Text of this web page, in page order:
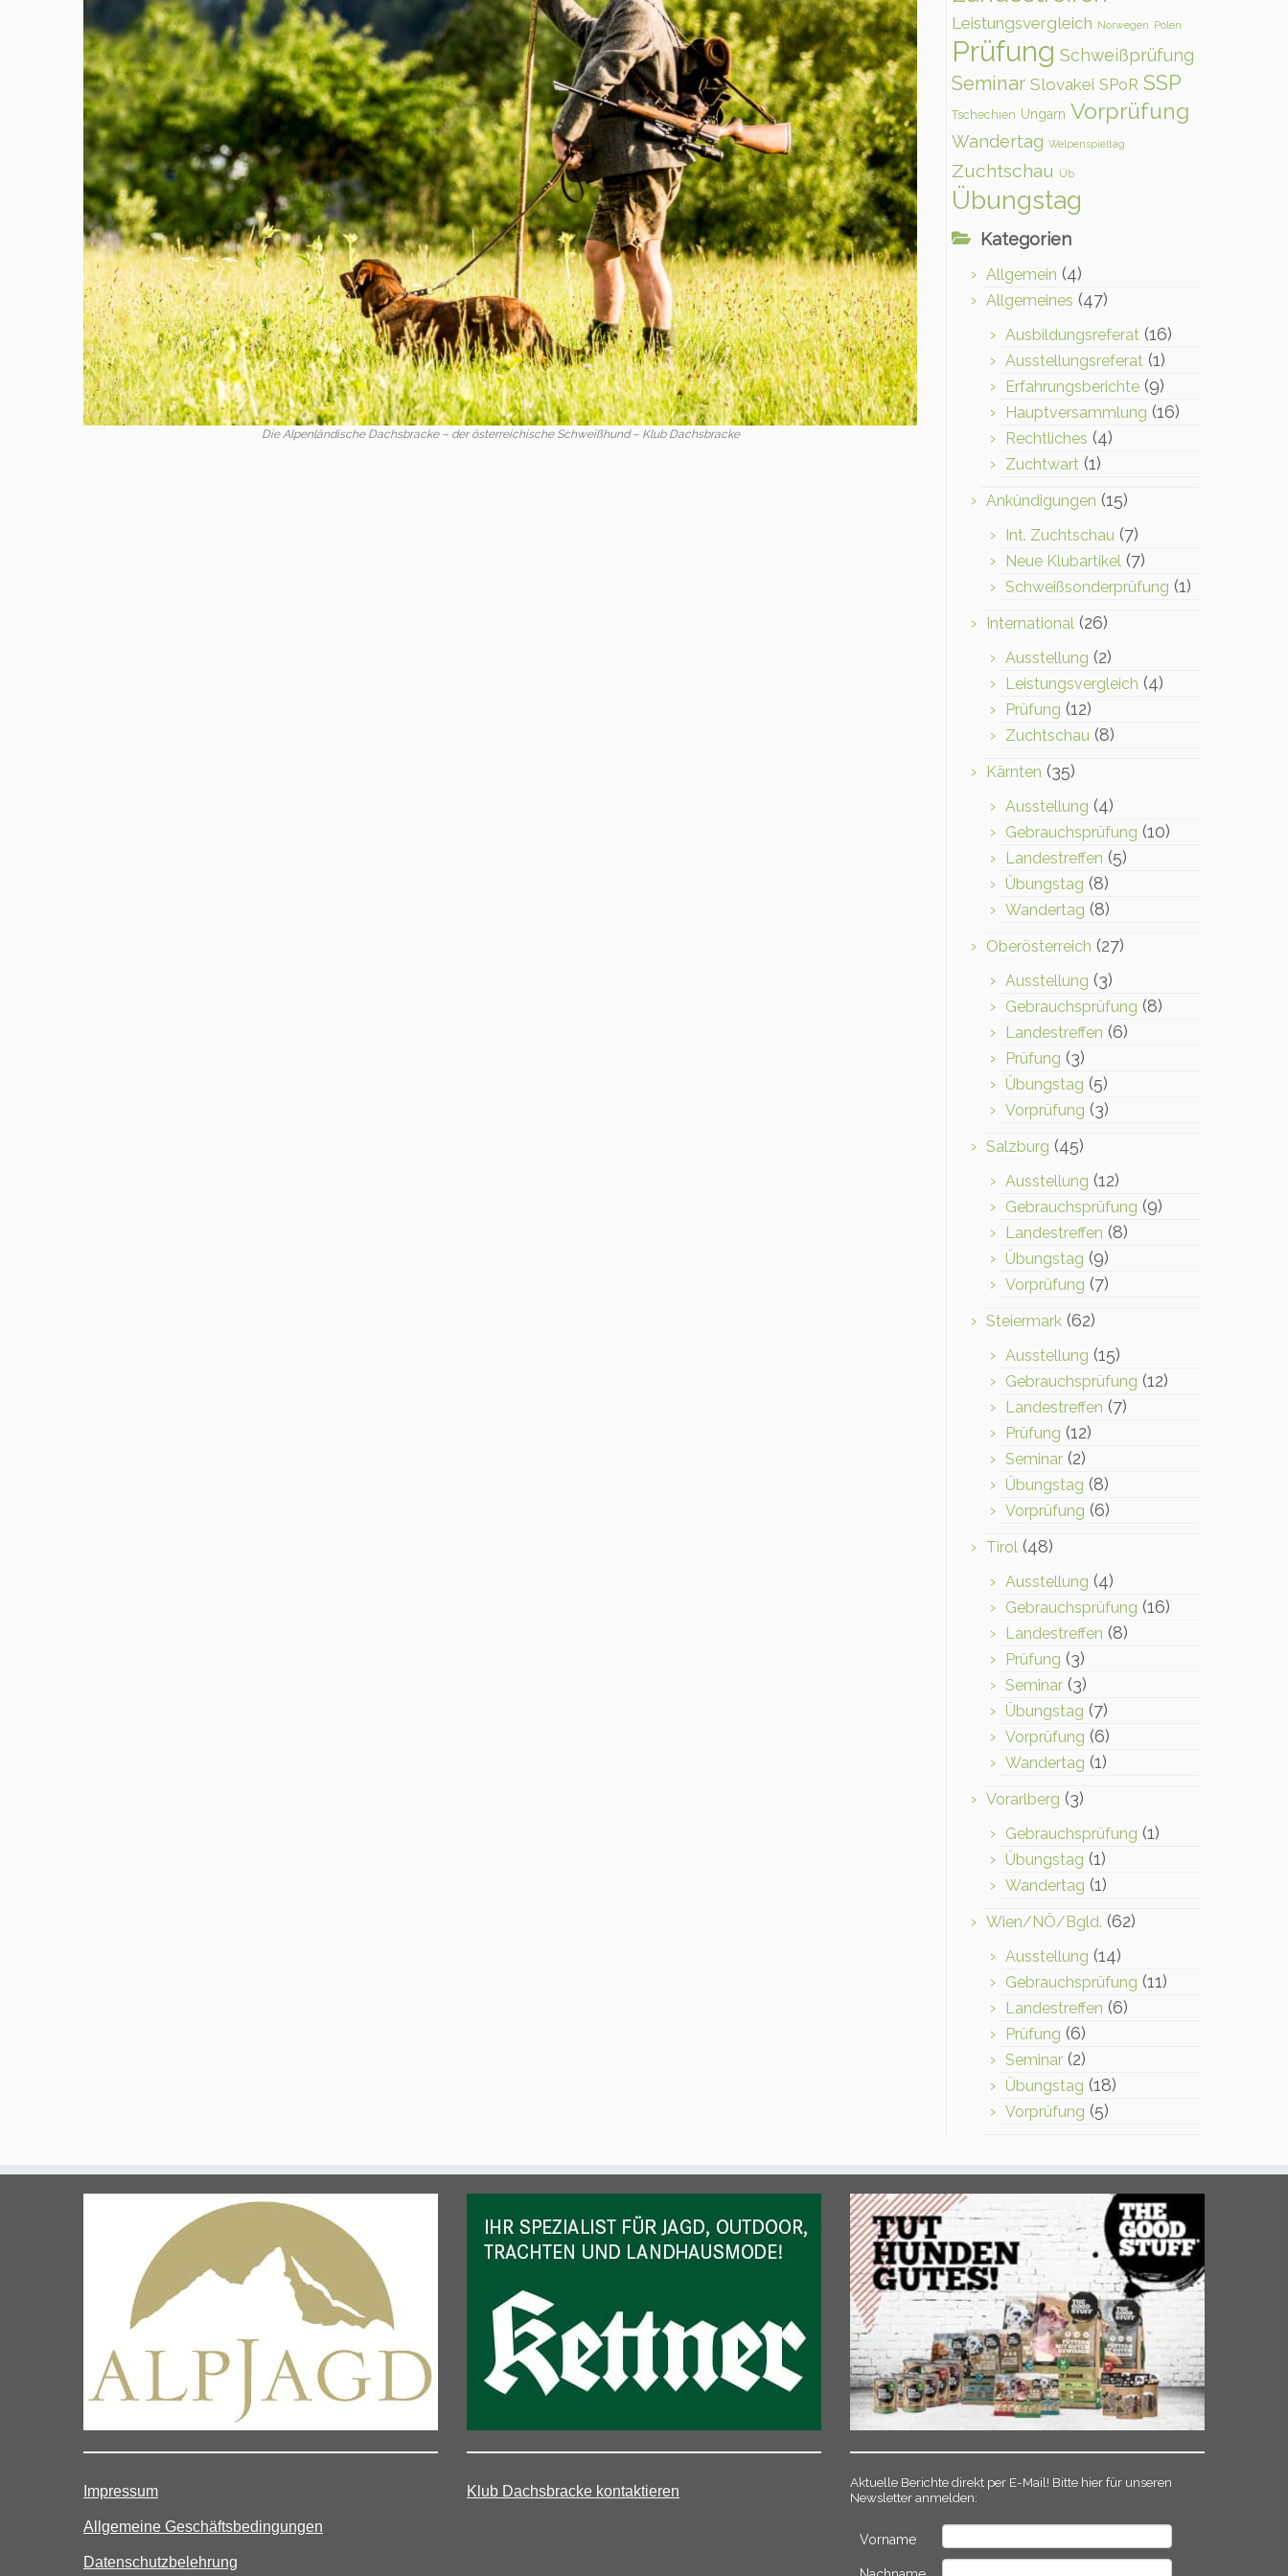
Die Alpenländische Dachsbracke – der österreichische Schweißhund – Klub Dachsbracke
Leistungsvergleich Norwegen Polen
Prüfung Schweißprüfung
Seminar Slovakei SPoR SSP
Tschechien Ungarn Vorprüfung
Wandertag Welpenspieltag
Zuchtschau Üb
Übungstag
Kategorien
Allgemein (4)
Allgemeines (47)
Ausbildungsreferat (16)
Ausstellungsreferat (1)
Erfahrungsberichte (9)
Hauptversammlung (16)
Rechtliches (4)
Zuchtwart (1)
Ankündigungen (15)
Int. Zuchtschau (7)
Neue Klubartikel (7)
Schweißsonderprüfung (1)
International (26)
Ausstellung (2)
Leistungsvergleich (4)
Prüfung (12)
Zuchtschau (8)
Kärnten (35)
Ausstellung (4)
Gebrauchsprüfung (10)
Landestreffen (5)
Übungstag (8)
Wandertag (8)
Oberösterreich (27)
Ausstellung (3)
Gebrauchsprüfung (8)
Landestreffen (6)
Prüfung (3)
Übungstag (5)
Vorprüfung (3)
Salzburg (45)
Ausstellung (12)
Gebrauchsprüfung (9)
Landestreffen (8)
Übungstag (9)
Vorprüfung (7)
Steiermark (62)
Ausstellung (15)
Gebrauchsprüfung (12)
Landestreffen (7)
Prüfung (12)
Seminar (2)
Übungstag (8)
Vorprüfung (6)
Tirol (48)
Ausstellung (4)
Gebrauchsprüfung (16)
Landestreffen (8)
Prüfung (3)
Seminar (3)
Übungstag (7)
Vorprüfung (6)
Wandertag (1)
Vorarlberg (3)
Gebrauchsprüfung (1)
Übungstag (1)
Wandertag (1)
Wien/NÖ/Bgld. (62)
Ausstellung (14)
Gebrauchsprüfung (11)
Landestreffen (6)
Prüfung (6)
Seminar (2)
Übungstag (18)
Vorprüfung (5)
Impressum
Allgemeine Geschäftsbedingungen
Datenschutzbelehrung
Klub Dachsbracke kontaktieren
Aktuelle Berichte direkt per E-Mail! Bitte hier für unseren
Newsletter anmelden:
Vorname